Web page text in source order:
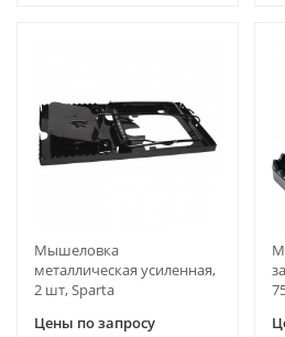
Мышеловка
металлическая усиленная,
2 шт, Sparta
Цены по запросу